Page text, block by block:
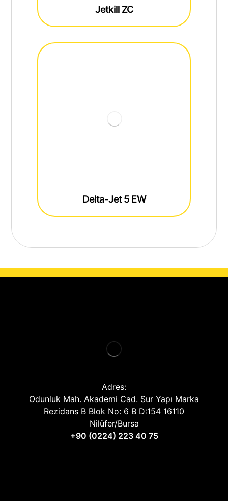
Jetkill ZC
Delta-Jet 5 EW
Adres:
Odunluk Mah. Akademi Cad. Sur Yapı Marka
Rezidans B Blok No: 6 B D:154 16110
Nilüfer/Bursa
+90 (0224) 223 40 75